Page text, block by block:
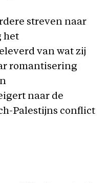
streven naar
het
van wat zij
romantisering
naar de
Palestijns conflict